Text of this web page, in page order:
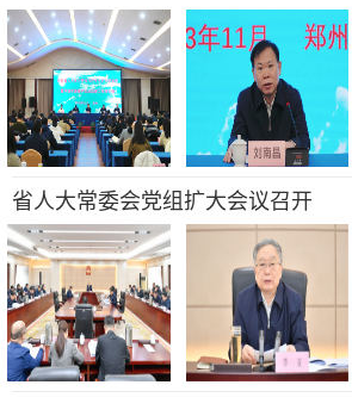
省人大常委会党组扩大会议召开